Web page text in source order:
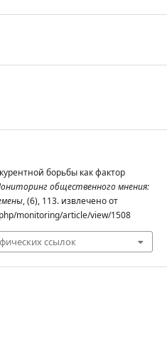
борьбы как фактор
общественного мнения:
, (6), 113. извлечено от
monitoring/article/view/1508
ссылок